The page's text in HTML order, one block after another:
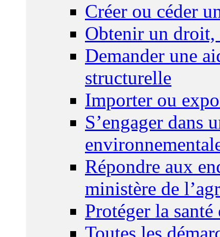
Créer ou céder
Obtenir un droit,
Demander une
structurelle
Importer ou
S’engager dans
Répondre aux
ministère de
Protéger la